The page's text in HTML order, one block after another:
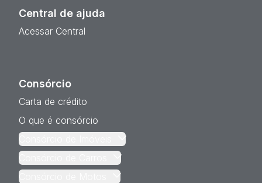
Central de ajuda
Acessar Central
Consórcio
Carta de crédito
O que é consórcio
Consórcio de Imóveis
Consórcio de Carros
Consórcio de Motos